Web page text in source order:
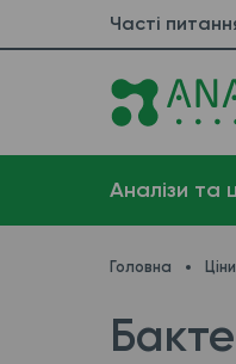
Часті
Аналізи та
Головна